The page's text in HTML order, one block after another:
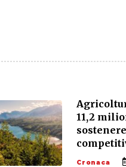
11,2
Cronaca